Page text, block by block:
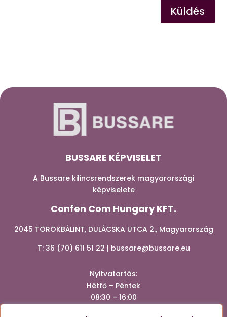
Küldés
BUSSARE KÉPVISELET
A Bussare kilincsrendszerek magyarországi
képviselete
Confen Com Hungary KFT.
2045 TÖRÖKBÁLINT, DULÁCSKA UTCA 2., Magyarország
T: 36 (70) 611 51 22 | bussare@bussare.eu
Nyitvatartás:
Hétfő – Péntek
08:30 – 16:00